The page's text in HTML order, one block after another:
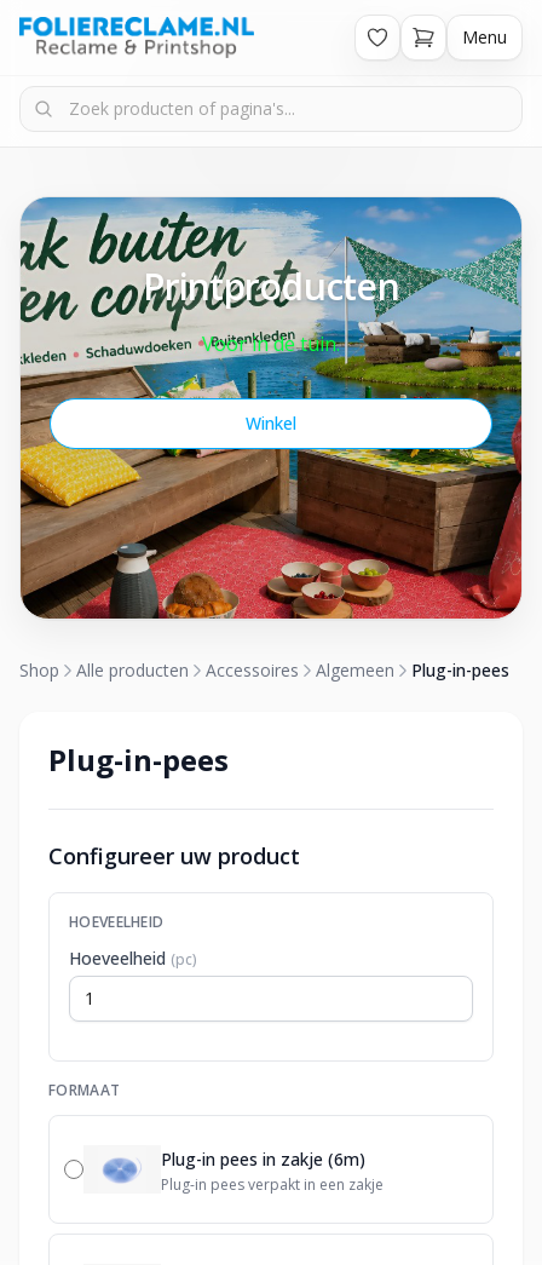
Menu
Printproducten
Voor in de tuin.
Winkel
Shop Alle producten Accessoires Algemeen Plug-in-pees
Plug-in-pees
Configureer uw product
HOEVEELHEID
Hoeveelheid (pc)
FORMAAT
Plug-in pees in zakje (6m)
Plug-in pees verpakt in een zakje